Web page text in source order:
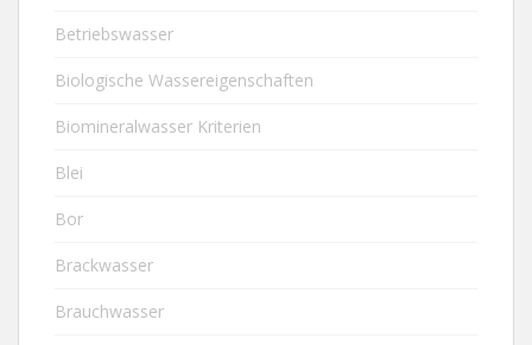
Betriebswasser
Biologische Wassereigenschaften
Biomineralwasser Kriterien
Blei
Bor
Brackwasser
Brauchwasser